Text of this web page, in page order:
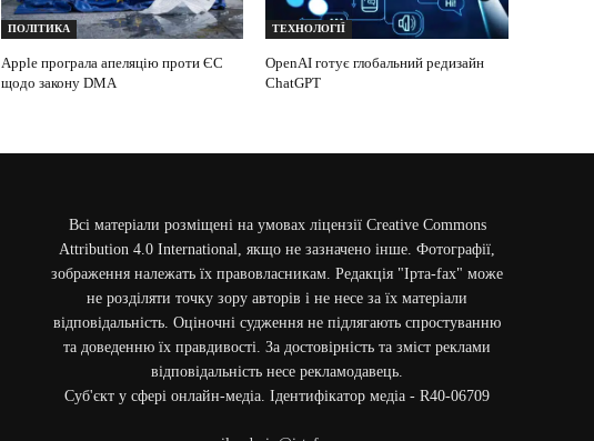
ПОЛІТИКА
Apple програла апеляцію проти ЄС
щодо закону DMA
ТЕХНОЛОГІЇ
OpenAI готує глобальний редизайн
ChatGPT
Всі матеріали розміщені на умовах ліцензії Creative Commons
Attribution 4.0 International, якщо не зазначено інше. Фотографії,
зображення належать їх правовласникам. Редакція "Ірта-fax" може
не розділяти точку зору авторів і не несе за їх матеріали
відповідальність. Оціночні судження не підлягають спростуванню
та доведенню їх правдивості. За достовірність та зміст реклами
відповідальність несе рекламодавець.
Cуб'єкт у сфері онлайн-медіа. Ідентифікатор медіа - R40-06709